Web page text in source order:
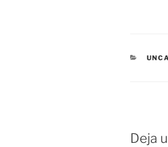
Deja